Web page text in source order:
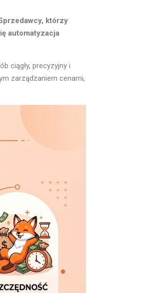
którzy
automatyzacja
ciągły, precyzyjny i
zarządzaniem cenami,